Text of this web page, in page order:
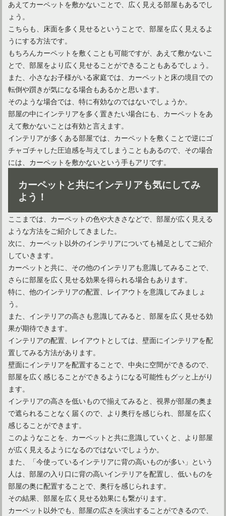
あえてカーペットを敷かないことで、広く見える部屋もあるでし
ょう。
こちらも、床面を多く見せるということで、部屋を広く見えるよ
うにする方法です。
もちろんカーペットを敷くことも可能ですが、あえて敷かないこ
とで、部屋をより広く見せることができることもあるでしょう。
また、小さなお子様がいる家庭では、カーペットと床の境目での
転倒や躓きが気になる場合もあるかと思います。
そのような場合では、特に有効なのではないでしょうか。
部屋の中にインテリアを多く置きたい場合にも、カーペットをあ
えて敷かないことは有効と言えます。
インテリアが多くある部屋では、カーペットを敷くことで逆にゴ
チャゴチャした圧迫感を与えてしまうこともあるので、その場合
には、カーペットを敷かないという手もアリです。
カーペットと共にインテリアも気にしてみ
よう！
ここまでは、カーペットの色や大きさなどで、部屋が広く見える
ような方法をご紹介してきました。
次に、カーペット以外のインテリアについても補足としてご紹介
していきます。
カーペットと共に、その他のインテリアも意識してみることで、
さらに部屋を広く見せる効果を得られる場合もあります。
特に、他のインテリアの配置、レイアウトを意識してみましょ
う。
また、インテリアの高さも意識してみると、部屋を広く見せる効
果が期待できます。
インテリアの配置、レイアウトとしては、壁面にインテリアを配
置してみる方法があります。
壁面にインテリアを配置することで、中央に空間ができるので、
部屋を広く感じることができるようになる可能性もグッと上がり
ます。
インテリアの高さを低いもので揃えてみると、視界が部屋の奥ま
で遮られることなく届くので、より奥行を感じられ、部屋を広く
感じることができます。
このようなことを、カーペットと共に意識していくと、より部屋
が広く見えるようになるのではないでしょうか。
また、「今使っているインテリアに背の高いものが多い」という
人は、部屋の入り口に背の高いインテリアを配置し、低いものを
部屋の奥に配置することで、奥行を感じられます。
その結果、部屋を広く見せる効果にも繋がります。
カーペット以外でも、部屋の広さを演出することができるので、